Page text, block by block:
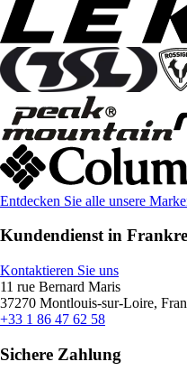
Entdecken Sie alle unsere
Kundendienst in
Kontaktieren Sie uns
11 rue Bernard Maris
37270 Montlouis-sur-Loire,
+33 1 86 47 62 58
Sichere Zahlung